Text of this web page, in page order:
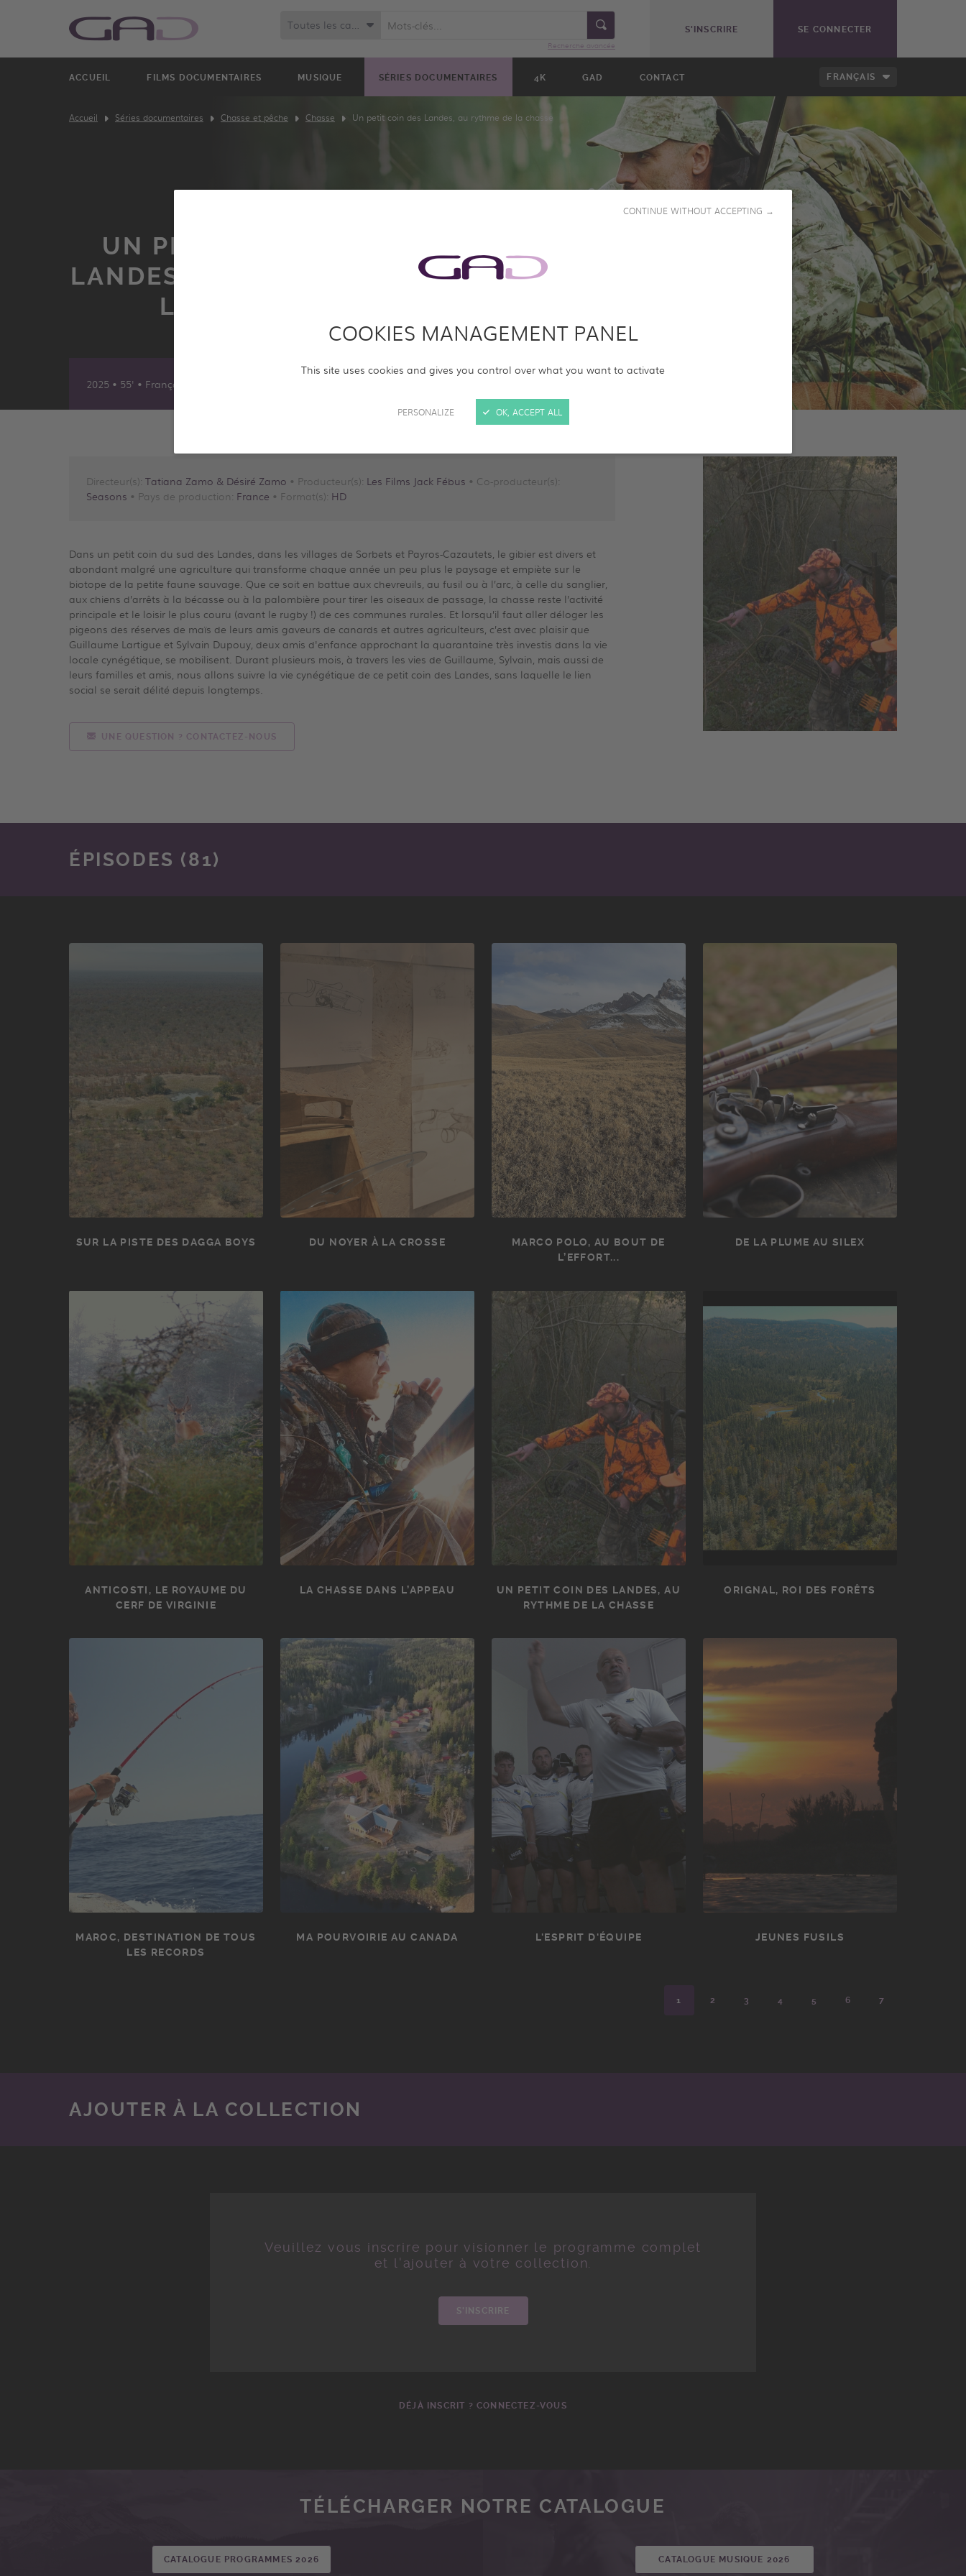
COOKIES MANAGEMENT PANEL
This site uses cookies and gives you control over what you want to activate
PERSONALIZE
CONTINUE WITHOUT ACCEPTING →
OK, ACCEPT ALL
S'INSCRIRE SE CONNECTER
ACCUEIL FILMS DOCUMENTAIRES MUSIQUE SÉRIES DOCUMENTAIRES 4K GAD CONTACT FRANÇAIS
Toutes les catégories
Recherche avancée
Accueil Séries documentaires Chasse et pêche Chasse Un petit coin des Landes, au rythme de la chasse
UN PETIT COIN DES
LANDES, AU RYTHME DE
LA CHASSE
2025 • 55' • Français
Directeur(s): Tatiana Zamo & Désiré Zamo • Producteur(s): Les Films Jack Fébus • Co-producteur(s):
Seasons • Pays de production: France • Format(s): HD
Dans un petit coin du sud des Landes, dans les villages de Sorbets et Payros-Cazautets, le gibier est divers et
abondant malgré une agriculture qui transforme chaque année un peu plus le paysage et empiète sur le
biotope de la petite faune sauvage. Que ce soit en battue aux chevreuils, au fusil ou à l’arc, à celle du sanglier,
aux chiens d’arrêts à la bécasse ou à la palombière pour tirer les oiseaux de passage, la chasse reste l’activité
principale et le loisir le plus couru (avant le rugby !) de ces communes rurales. Et lorsqu’il faut aller déloger les
pigeons des réserves de maïs de leurs amis gaveurs de canards et autres agriculteurs, c’est avec plaisir que
Guillaume Lartigue et Sylvain Dupouy, deux amis d'enfance approchant la quarantaine très investis dans la vie
locale cynégétique, se mobilisent. Durant plusieurs mois, à travers les vies de Guillaume, Sylvain, mais aussi de
leurs familles et amis, nous allons suivre la vie cynégétique de ce petit coin des Landes, sans laquelle le lien
social se serait délité depuis longtemps.
UNE QUESTION ? CONTACTEZ-NOUS
ÉPISODES (81)
SUR LA PISTE DES DAGGA BOYS DU NOYER À LA CROSSE
MARCO POLO, AU BOUT DE
L’EFFORT...
DE LA PLUME AU SILEX
ANTICOSTI, LE ROYAUME DU
CERF DE VIRGINIE
LA CHASSE DANS L’APPEAU
UN PETIT COIN DES LANDES, AU
RYTHME DE LA CHASSE
ORIGNAL, ROI DES FORÊTS
MAROC, DESTINATION DE TOUS
LES RECORDS
MA POURVOIRIE AU CANADA L'ESPRIT D'ÉQUIPE JEUNES FUSILS
1 2 3 4 5 6 7
AJOUTER À LA COLLECTION
Veuillez vous inscrire pour visionner le programme complet
et l'ajouter à votre collection.
S'INSCRIRE
DÉJÀ INSCRIT ? CONNECTEZ-VOUS
TÉLÉCHARGER NOTRE CATALOGUE
CATALOGUE PROGRAMMES 2026 CATALOGUE MUSIQUE 2026